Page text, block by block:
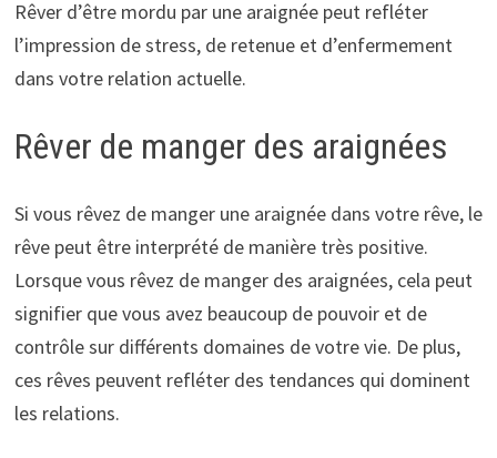
Rêver d’être mordu par une araignée peut refléter
l’impression de stress, de retenue et d’enfermement
dans votre relation actuelle.
Rêver de manger des araignées
Si vous rêvez de manger une araignée dans votre rêve, le
rêve peut être interprété de manière très positive.
Lorsque vous rêvez de manger des araignées, cela peut
signifier que vous avez beaucoup de pouvoir et de
contrôle sur différents domaines de votre vie. De plus,
ces rêves peuvent refléter des tendances qui dominent
les relations.